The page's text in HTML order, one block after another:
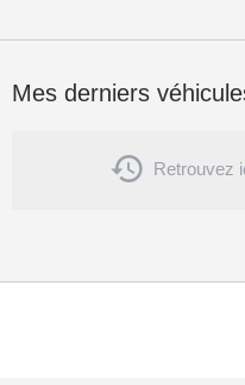
Mes derniers
 Retrouvez